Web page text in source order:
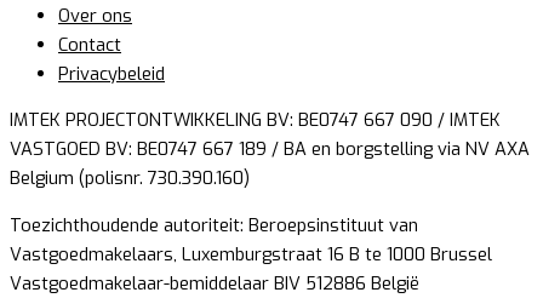
Over ons
Contact
Privacybeleid
IMTEK PROJECTONTWIKKELING BV: BE0747 667 090 / IMTEK
VASTGOED BV: BE0747 667 189 / BA en borgstelling via NV AXA
Belgium (polisnr. 730.390.160)
Toezichthoudende autoriteit: Beroepsinstituut van
Vastgoedmakelaars, Luxemburgstraat 16 B te 1000 Brussel
Vastgoedmakelaar-bemiddelaar BIV 512886 België